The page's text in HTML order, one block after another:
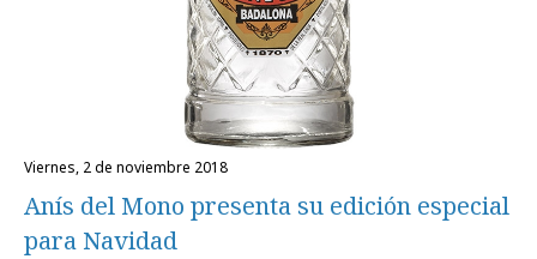
viernes, 2 de noviembre 2018
Anís del Mono presenta su edición especial
para Navidad